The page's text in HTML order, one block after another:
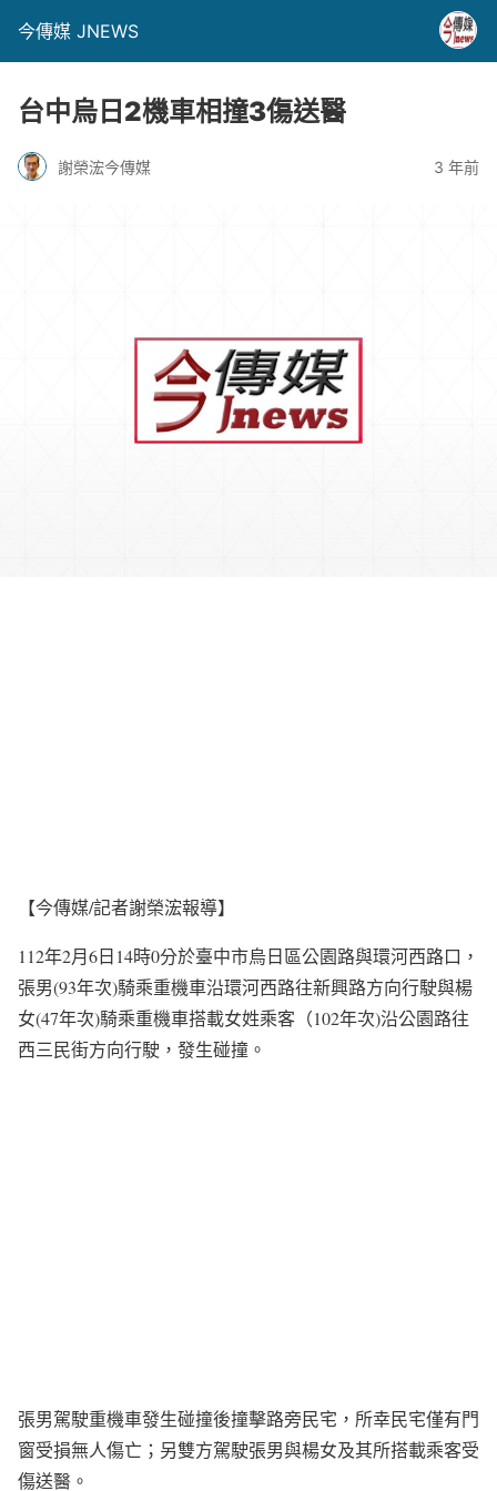
今傳媒 JNEWS
台中烏日2機車相撞3傷送醫
謝榮浤今傳媒 3 年前
【今傳媒/記者謝榮浤報導】
112年2月6日14時0分於臺中市烏日區公園路與環河西路口，
張男(93年次)騎乘重機車沿環河西路往新興路方向行駛與楊
女(47年次)騎乘重機車搭載女姓乘客（102年次)沿公園路往
西三民街方向行駛，發生碰撞。
張男駕駛重機車發生碰撞後撞擊路旁民宅，所幸民宅僅有門
窗受損無人傷亡；另雙方駕駛張男與楊女及其所搭載乘客受
傷送醫。